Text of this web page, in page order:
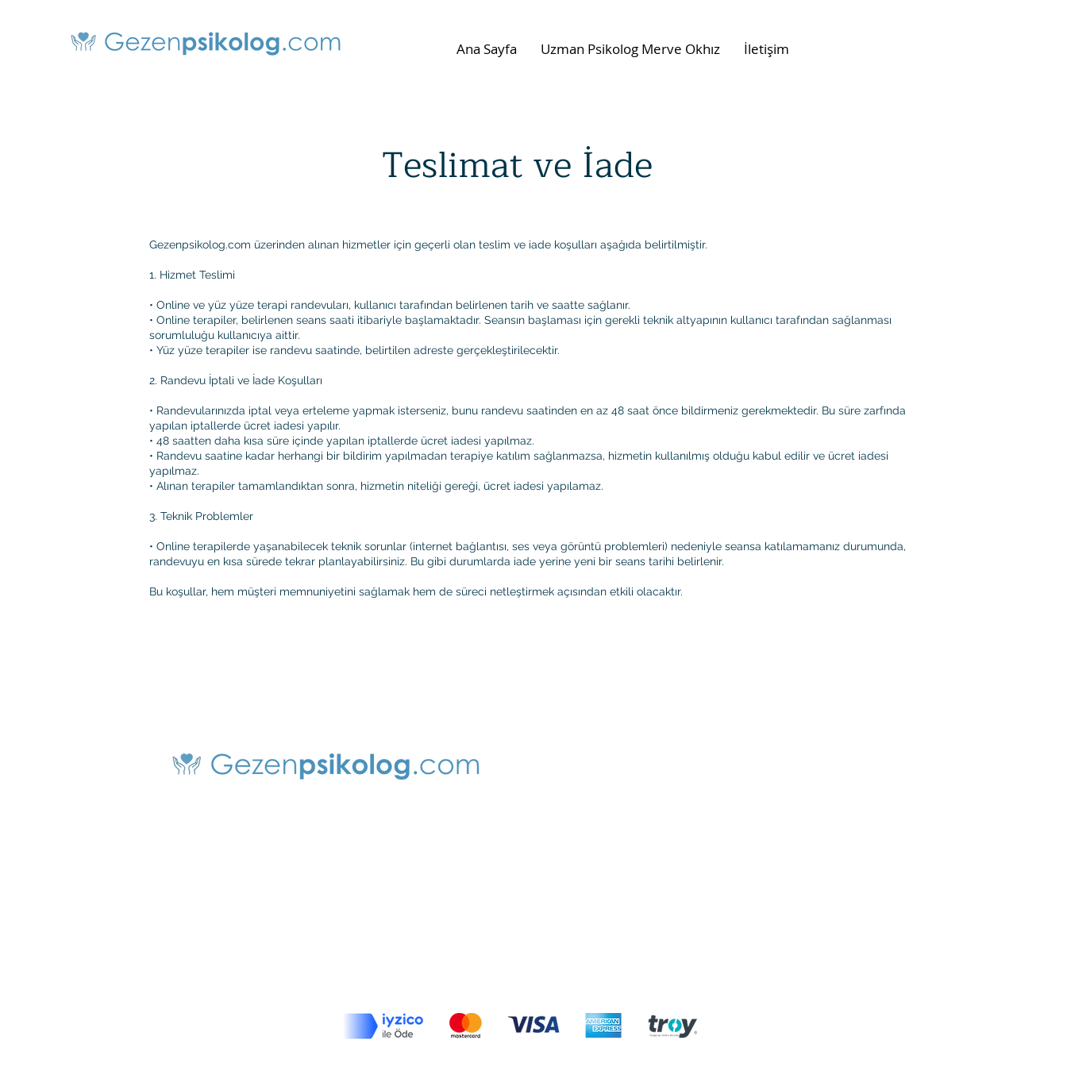
Ana Sayfa Uzman Psikolog Merve Okhız İletişim
Teslimat ve İade
Gezenpsikolog.com üzerinden alınan hizmetler için geçerli olan teslim ve iade koşulları aşağıda belirtilmiştir.
1. Hizmet Teslimi
• Online ve yüz yüze terapi randevuları, kullanıcı tarafından belirlenen tarih ve saatte sağlanır.
• Online terapiler, belirlenen seans saati itibariyle başlamaktadır. Seansın başlaması için gerekli teknik altyapının kullanıcı tarafından sağlanması
sorumluluğu kullanıcıya aittir.
• Yüz yüze terapiler ise randevu saatinde, belirtilen adreste gerçekleştirilecektir.
2. Randevu İptali ve İade Koşulları
• Randevularınızda iptal veya erteleme yapmak isterseniz, bunu randevu saatinden en az 48 saat önce bildirmeniz gerekmektedir. Bu süre zarfında
yapılan iptallerde ücret iadesi yapılır.
• 48 saatten daha kısa süre içinde yapılan iptallerde ücret iadesi yapılmaz.
• Randevu saatine kadar herhangi bir bildirim yapılmadan terapiye katılım sağlanmazsa, hizmetin kullanılmış olduğu kabul edilir ve ücret iadesi
yapılmaz.
• Alınan terapiler tamamlandıktan sonra, hizmetin niteliği gereği, ücret iadesi yapılamaz.
3. Teknik Problemler
• Online terapilerde yaşanabilecek teknik sorunlar (internet bağlantısı, ses veya görüntü problemleri) nedeniyle seansa katılamamanız durumunda,
randevuyu en kısa sürede tekrar planlayabilirsiniz. Bu gibi durumlarda iade yerine yeni bir seans tarihi belirlenir.
Bu koşullar, hem müşteri memnuniyetini sağlamak hem de süreci netleştirmek açısından etkili olacaktır.